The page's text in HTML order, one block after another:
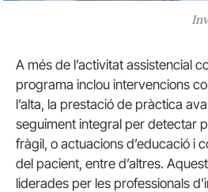
A més de l’activitat assistencial
programa inclou intervencions
l’alta, la prestació de pràctica
seguiment integral per detectar
fràgil, o actuacions d’educació i
del pacient, entre d’altres.
liderades per les professionals